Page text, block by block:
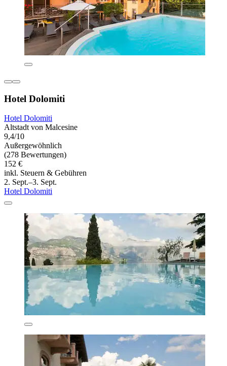
Hotel Dolomiti
Hotel Dolomiti
Altstadt von Malcesine
9,4/10
Außergewöhnlich
(278 Bewertungen)
152 €
inkl. Steuern & Gebühren
2. Sept.–3. Sept.
Hotel Dolomiti